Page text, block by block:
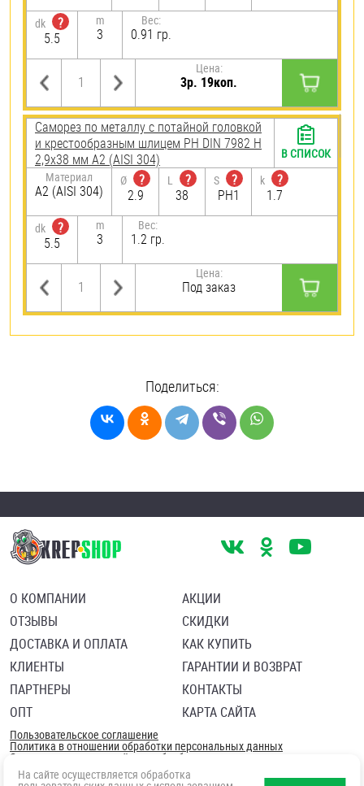
dk
?
5.5
m
3
Вес:
0.91 гр.
Цена:
3р. 19коп.
Саморез по металлу с потайной головкой
и крестообразным шлицем PH DIN 7982 H
2,9х38 мм А2 (AISI 304)
Материал
А2 (AISI 304)
Ø
?
2.9
L
?
38
S
?
PH1
k
?
1.7
dk
?
5.5
m
3
Вес:
1.2 гр.
Цена:
Под заказ
В СПИСОК
Поделиться:
О КОМПАНИИ
ОТЗЫВЫ
ДОСТАВКА И ОПЛАТА
КЛИЕНТЫ
ПАРТНЕРЫ
ОПТ
АКЦИИ
СКИДКИ
КАК КУПИТЬ
ГАРАНТИИ И ВОЗВРАТ
КОНТАКТЫ
КАРТА САЙТА
Пользовательское соглашение
Политика в отношении обработки персональных данных
Согласие посетителя сайта на обработку персональных данны
На сайте осуществляется обработка